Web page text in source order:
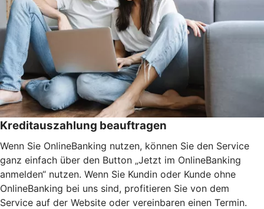
Kreditauszahlung beauftragen
Wenn Sie OnlineBanking nutzen, können Sie den Service
ganz einfach über den Button „Jetzt im OnlineBanking
anmelden“ nutzen. Wenn Sie Kundin oder Kunde ohne
OnlineBanking bei uns sind, profitieren Sie von dem
Service auf der Website oder vereinbaren einen Termin.